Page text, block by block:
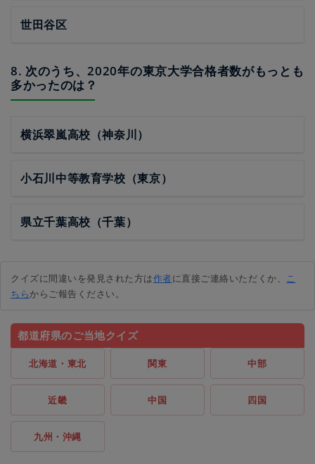
世田谷区
8. 次のうち、2020年の東京大学合格者数がもっとも
多かったのは？
横浜翠嵐高校（神奈川）
小石川中等教育学校（東京）
県立千葉高校（千葉）
クイズに間違いを発見された方は作者に直接ご連絡いただくか、 こ
ちらからご報告ください。
都道府県のご当地クイズ
北海道・東北 関東 中部
近畿 中国 四国
九州・沖縄